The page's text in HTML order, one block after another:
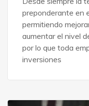
preponderante en
permitiendo
aumentar el nivel
por lo que toda
inversiones